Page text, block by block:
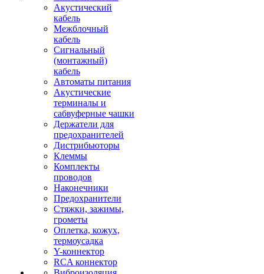
Акустический
кабель
Межблочный
кабель
Сигнальный
(монтажный)
кабель
Автоматы питания
Акустические
терминалы и
сабвуферные чашки
Держатели для
предохранителей
Дистрибьюторы
Клеммы
Комплекты
проводов
Наконечники
Предохранители
Стяжки, зажимы,
грометы
Оплетка, кожух,
термоусадка
Y-коннектор
RCA коннектор